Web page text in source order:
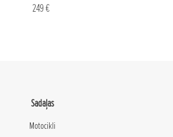
249 €
Sadaļas
Motocikli